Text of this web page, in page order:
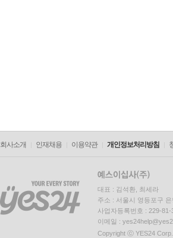
회사소개 인재채용 이용약관 개인정보처리방침
대표 : 김석환, 최세라
주소 : 서울시 영등포구
사업자등록번호 : 229-
이메일 :
Copyright ⓒ YES24 Corp.